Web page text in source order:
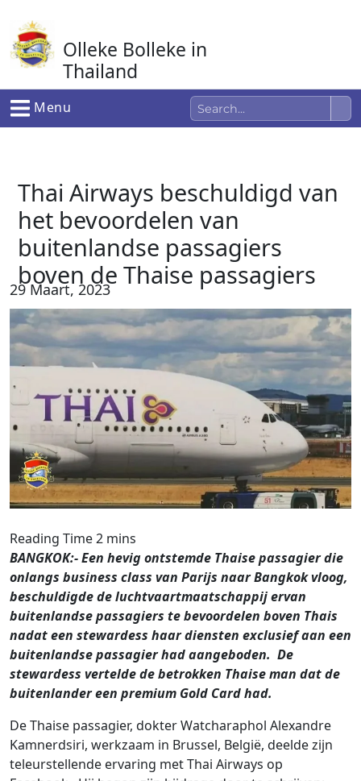
naar
de
inhoud
Olleke Bolleke in
Thailand
In Thailand
Menu
Thai Airways beschuldigd van
het bevoordelen van
buitenlandse passagiers
boven de Thaise passagiers
29 Maart, 2023
BANGKOK:- Een hevig ontstemde Thaise passagier die
onlangs business class van Parijs naar Bangkok vloog,
beschuldigde de luchtvaartmaatschappij ervan
buitenlandse passagiers te bevoordelen boven Thais
nadat een stewardess haar diensten exclusief aan een
buitenlandse passagier had aangeboden. De
stewardess vertelde de betrokken Thaise man dat de
buitenlander een premium Gold Card had.
De Thaise passagier, dokter Watcharaphol Alexandre
Kamnerdsiri, werkzaam in Brussel, België, deelde zijn
teleurstellende ervaring met Thai Airways op